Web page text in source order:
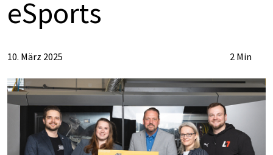
eSports
10. März 2025 2 Min